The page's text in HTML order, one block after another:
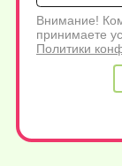
Внимание!
принимаете
Политики